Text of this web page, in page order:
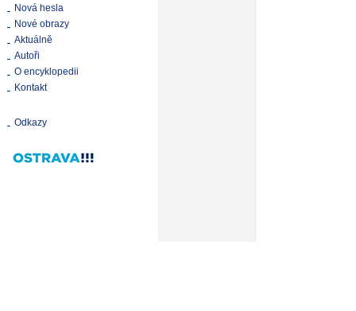
Nová hesla
Nové obrazy
Aktuálně
Autoři
O encyklopedii
Kontakt
Odkazy